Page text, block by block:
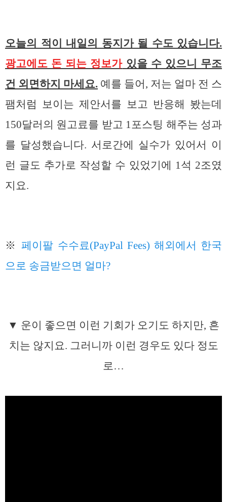
오늘의 적이 내일의 동지가 될 수도 있습니다.
광고에도 돈 되는 정보가있을 수 있으니 무조
건 외면하지 마세요. 예를 들어, 저는 얼마 전 스
팸처럼 보이는 제안서를 보고 반응해 봤는데
150달러의 원고료를 받고 1포스팅 해주는 성과
를 달성했습니다. 서로간에 실수가 있어서 이
런 글도 추가로 작성할 수 있었기에 1석 2조였
지요.
※페이팔 수수료(PayPal Fees) 해외에서 한국
으로 송금받으면 얼마?
▼ 운이 좋으면 이런 기회가 오기도 하지만, 흔
치는 않지요. 그러니까 이런 경우도 있다 정도
로…